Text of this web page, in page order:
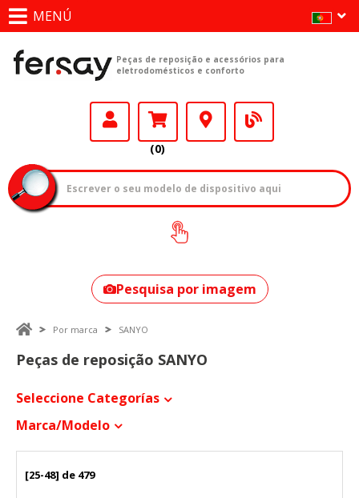
MENÚ
Peças de reposição e acessórios para
eletrodomésticos e conforto
(0)
Como encontrar
o seu modelo?
Pesquisa por imagem
Por marca SANYO
Peças de reposição SANYO
Seleccione Categorías
Marca/modelo
[25-48] de 479